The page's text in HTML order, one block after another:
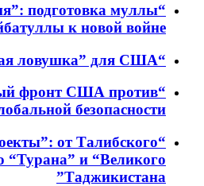
подготовка муллы
к новой войне
“Иранская ловушка” для США
фронт США против
безопасности
от Талибского
“Турана” и “Великого
Таджикистана”